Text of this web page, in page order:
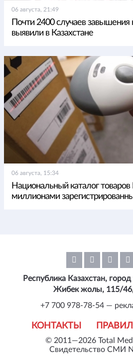
06 августа, 21:49
Почти 2400 случаев
выявили в Казахстане
06 августа, 15:34
Национальный каталог
миллионами
© 2011—2026 Total
Свидетельство СМИ
КОНТАКТЫ
Республика Казахстан,
Жибек жолы, 115/
+7 700 978-78-54 —